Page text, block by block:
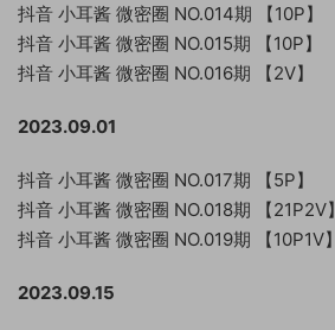
抖音 小耳酱 微密圈 NO.014期 【10P】
抖音 小耳酱 微密圈 NO.015期 【10P】
抖音 小耳酱 微密圈 NO.016期 【2V】
2023.09.01
抖音 小耳酱 微密圈 NO.017期 【5P】
抖音 小耳酱 微密圈 NO.018期 【21P2V】
抖音 小耳酱 微密圈 NO.019期 【10P1V】
2023.09.15